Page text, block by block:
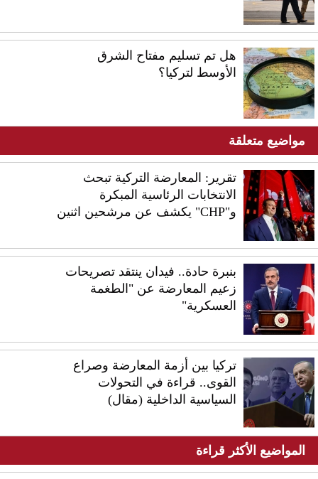
هل تم تسليم مفتاح الشرق
الأوسط لتركيا؟
مواضيع متعلقة
تقرير: المعارضة التركية تبحث
الانتخابات الرئاسية المبكرة
و"CHP" يكشف عن مرشحين اثنين
بنبرة حادة.. فيدان ينتقد تصريحات
زعيم المعارضة عن "الطغمة
العسكرية"
تركيا بين أزمة المعارضة وصراع
القوى.. قراءة في التحولات
السياسية الداخلية (مقال)
المواضيع الأكثر قراءة